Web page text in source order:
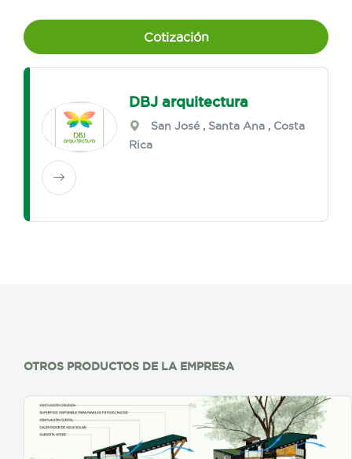
Cotización
DBJ arquitectura
San José , Santa Ana , Costa
Rica
OTROS PRODUCTOS DE LA EMPRESA